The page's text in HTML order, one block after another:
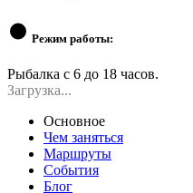
Режим работы:
Рыбалка с 6 до 18 часов.
Загрузка...
Основное
Чем заняться
Маршруты
События
Блог